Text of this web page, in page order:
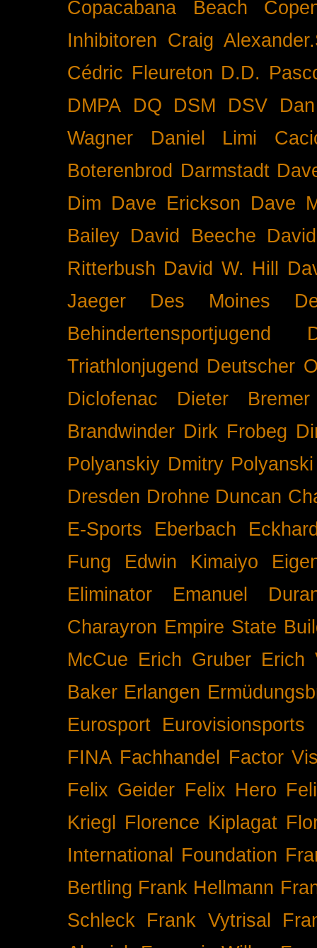
Copacabana Beach
Inhibitoren Craig
Cédric Fleureton D.D.
DMPA
DQ DSM DSV
Wagner
Daniel Limi
Boterenbrod Darmstadt
Dim Dave Erickson Dave
Bailey David Beeche
Ritterbush David W. Hill
Jaeger
Des Moines
Behindertensportjugend
Triathlonjugend Deutscher
Diclofenac
Dieter Bremer
Brandwinder Dirk Frobeg
Polyanskiy Dmitry Polyanski
Dresden Drohne Duncan
E-Sports
Eberbach
Fung
Edwin Kimaiyo
Eliminator
Emanuel
Charayron Empire State
McCue Erich Gruber Erich
Baker Erlangen
Eurosport Eurovisionsports
FINA Fachhandel
Factor
Felix Geider Felix Hero
Kriegl
Florence Kiplagat
International
Foundation
Bertling Frank Hellmann
Schleck Frank Vytrisal